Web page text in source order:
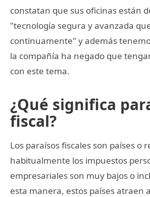
constatan que sus oficinas están
"tecnología segura y avanzada
continuamente" y además
la compañía ha negado que
con este tema.
¿Qué significa
fiscal?
Los paraísos fiscales son países o
habitualmente los impuestos
empresariales son muy bajos o
esta manera, estos países atraen